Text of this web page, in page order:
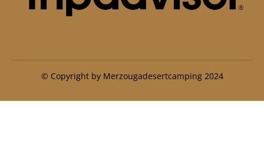
© Copyright by Merzougadesertcamping 2024